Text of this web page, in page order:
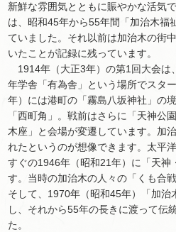
新鮮な雰囲気とともに賑やかな活気
は、昭和45年から55年間「加治木福
ていました。それ以前は加治木の街
いたことが記録に残っています。
1914年（大正3年）の第1回大会は
年学舎「有為舎」という場所でスタ
年）には港町の「霧島八坂神社」の
「西町角」。戦前はさらに「天神公
木座」と会場が変遷しています。加
れたというのが想像できます。太平
すぐの1946年（昭和21年）に「天神
す。当時の加治木の人々の「くも合
そして、1970年（昭和45年）「加治
し、それから55年の長きに渡って伝
た。